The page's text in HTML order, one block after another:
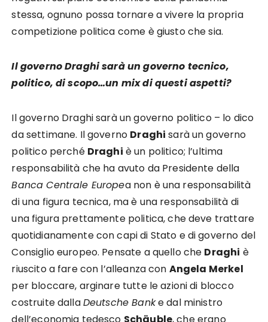
stessa, ognuno possa tornare a vivere la propria
competizione politica come è giusto che sia.
Il governo Draghi sarà un governo tecnico,
politico, di scopo…un mix di questi aspetti?
Il governo Draghi sarà un governo politico – lo dico
da settimane. Il governo Draghi sarà un governo
politico perché Draghi è un politico; l’ultima
responsabilità che ha avuto da Presidente della
Banca Centrale Europea non è una responsabilità
di una figura tecnica, ma è una responsabilità di
una figura prettamente politica, che deve trattare
quotidianamente con capi di Stato e di governo del
Consiglio europeo. Pensate a quello che Draghi è
riuscito a fare con l’alleanza con Angela Merkel
per bloccare, arginare tutte le azioni di blocco
costruite dallaDeutsche Banke dal ministro